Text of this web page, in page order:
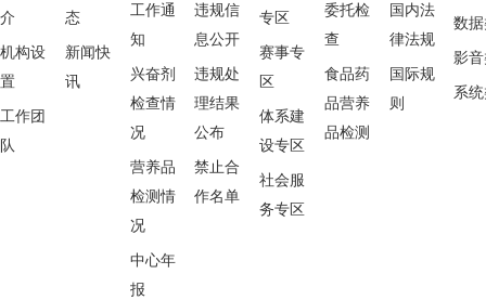
介
机构设
置
工作团
队
态
新闻快
讯
工作通
知
兴奋剂
检查情
况
营养品
检测情
况
中心年
报
违规信
息公开
违规处
理结果
公布
禁止合
作名单
专区
赛事专
区
体系建
设专区
社会服
务专区
委托检
查
食品药
品营养
品检测
国内法
律法规
国际规
则
数
影
系